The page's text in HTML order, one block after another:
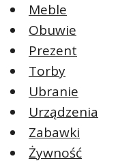
Meble
Obuwie
Prezent
Torby
Ubranie
Urządzenia
Zabawki
Żywność